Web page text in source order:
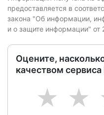
предоставляется в
закона "Об информации,
и о защите информации" от
Оцените,
качеством
2
1